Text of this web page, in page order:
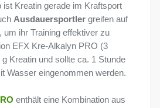
ist Kreatin gerade im Kraftsport
Ausdauersportler greifen auf
ihr Training effektiver zu
EFX Kre-Alkalyn PRO (3
Kreatin und sollte ca. 1 Stunde
Wasser eingenommen werden.
enthält eine Kombination aus